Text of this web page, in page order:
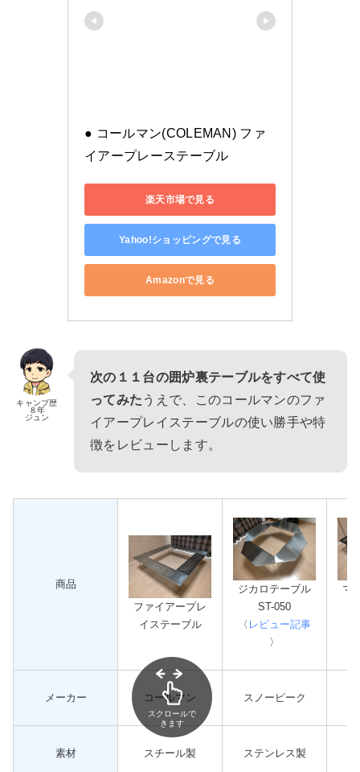
● コールマン(COLEMAN) ファ
イアープレーステーブル
楽天市場で見る
Yahoo!ショッピングで見る
Amazonで見る
キャンプ歴
８年
ジュン
次の１１台の囲炉裏テーブルをすべて使
ってみた うえで、このコールマンのファ
イアープレイステーブルの使い勝手や特
徴をレビューします。
商品
ファイアープレ
イステーブル
ジカロテーブル
ST-050
〈 レビュー記事
〉
マ
メーカー コールマン スノーピーク
素材 スチール製 ステンレス製
スクロールで
きます